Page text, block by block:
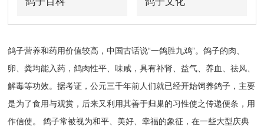
鸽子营养和药用价值较高，中国古话说“一鸽胜九鸡”。鸽子的肉、
卵、粪均能入药，鸽肉性平、味咸，具有补肾、益气、养血、祛风、
解毒等功效。据考证，公元三千年前人们就已经开始饲养鸽子，主要
是为了食用与观赏，后来又利用其善于归巢的习性使之传递便条，用
作信使。 鸽子常被视为和平、美好、幸福的象征，在一些大型庆典